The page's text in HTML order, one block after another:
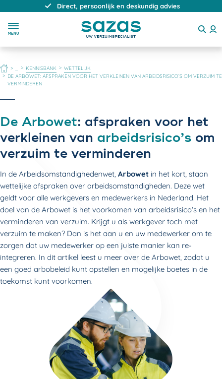
Direct, persoonlijk en deskundig advies
MENU
HOME KENNISBANK
WETTELIJK
DE ARBOWET: AFSPRAKEN VOOR HET VERKLEINEN VAN ARBEIDSRISICO’S OM VERZUIM TE
VERMINDEREN
De Arbowet: afspraken voor het
verkleinen van arbeidsrisico’s om
verzuim te verminderen
In de Arbeidsomstandighedenwet, Arbowet in het kort, staan
wettelijke afspraken over arbeidsomstandigheden. Deze wet
geldt voor alle werkgevers en medewerkers in Nederland. Het
doel van de Arbowet is het voorkomen van arbeidsrisico’s en het
verminderen van verzuim. Krijgt u als werkgever toch met
verzuim te maken? Dan is het aan u en uw medewerker om te
zorgen dat uw medewerker op een juiste manier kan re-
integreren. In dit artikel leest u meer over de Arbowet, zodat u
een goed arbobeleid kunt opstellen en mogelijke boetes in de
toekomst kunt voorkomen.